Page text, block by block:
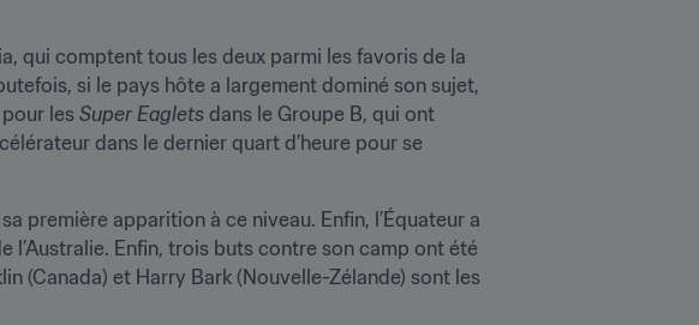
qui comptent tous les deux parmi les favoris de la
si le pays hôte a largement dominé son sujet,
les Super Eaglets dans le Groupe B, qui ont
dans le dernier quart d’heure pour se
première apparition à ce niveau. Enfin, l’Équateur a
l’Australie. Enfin, trois buts contre son camp ont été
(Canada) et Harry Bark (Nouvelle-Zélande) sont les